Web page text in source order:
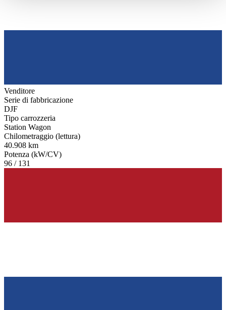
Venditore
Serie di fabbricazione
DJF
Tipo carrozzeria
Station Wagon
Chilometraggio (lettura)
40.908 km
Potenza (kW/CV)
96 / 131